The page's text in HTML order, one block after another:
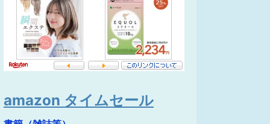
amazon タイムセール